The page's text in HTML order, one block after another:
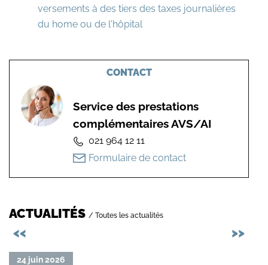
CONTACT
Service des prestations
complémentaires AVS/AI
021 964 12 11
Formulaire de contact
ACTUALITÉS / Toutes les actualités
<< >>
24 juin 2026
Lire
versements à des tiers des taxes journalières
du home ou de l'hôpital